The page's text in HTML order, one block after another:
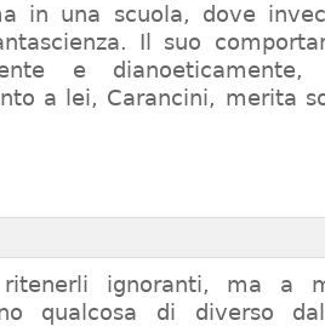
in una scuola, dove
Il suo
e dianoeticamente,
a lei, Carancini, merita
ritenerli ignoranti, ma a
qualcosa di diverso